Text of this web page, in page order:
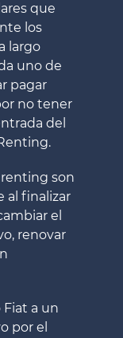
que
los
largo
uno de
pagar
no tener
del
son
al finalizar
el
renovar
a un
por el